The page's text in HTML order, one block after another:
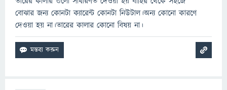
বোঝার জন্য কোনটা ক্যারেন্ট কোনটা নিউটাল।অন্য কোনো কারণে
দেওয়া হয় না।তারের কালার কোনো বিষয় না।